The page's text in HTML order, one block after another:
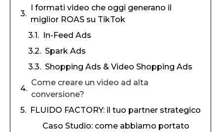
I formati video che oggi generano il
miglior ROAS su TikTok
In-Feed Ads
Spark Ads
Shopping Ads & Video Shopping Ads
Come creare un video ad alta
conversione?
FLUIDO FACTORY: il tuo partner strategico
Caso Studio: come abbiamo portato